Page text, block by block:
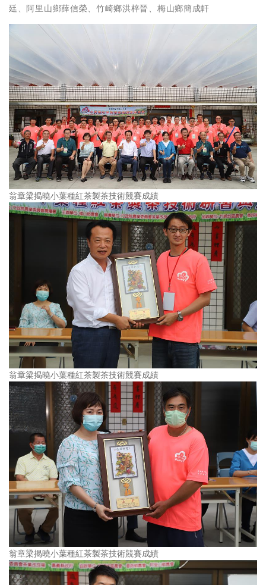
廷、阿里山鄉薛信榮、竹崎鄉洪梓晉、梅山鄉簡成軒
翁章梁揭曉小葉種紅茶製茶技術競賽成績
翁章梁揭曉小葉種紅茶製茶技術競賽成績
翁章梁揭曉小葉種紅茶製茶技術競賽成績